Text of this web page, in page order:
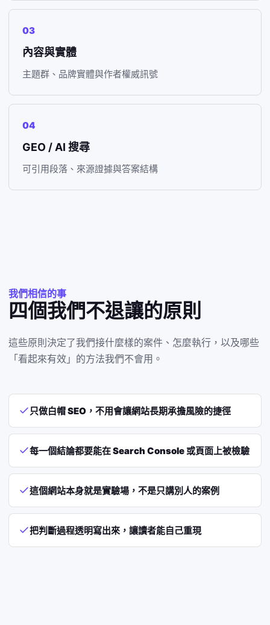
03
內容與實體
主題群、品牌實體與作者權威訊號
04
GEO / AI 搜尋
可引用段落、來源證據與答案結構
我們相信的事
四個我們不退讓的原則
這些原則決定了我們接什麼樣的案件、怎麼執行，以及哪些
「看起來有效」的方法我們不會用。
只做白帽 SEO，不用會讓網站長期承擔風險的捷徑
每一個結論都要能在 Search Console 或頁面上被檢驗
這個網站本身就是實驗場，不是只講別人的案例
把判斷過程透明寫出來，讓讀者能自己重現